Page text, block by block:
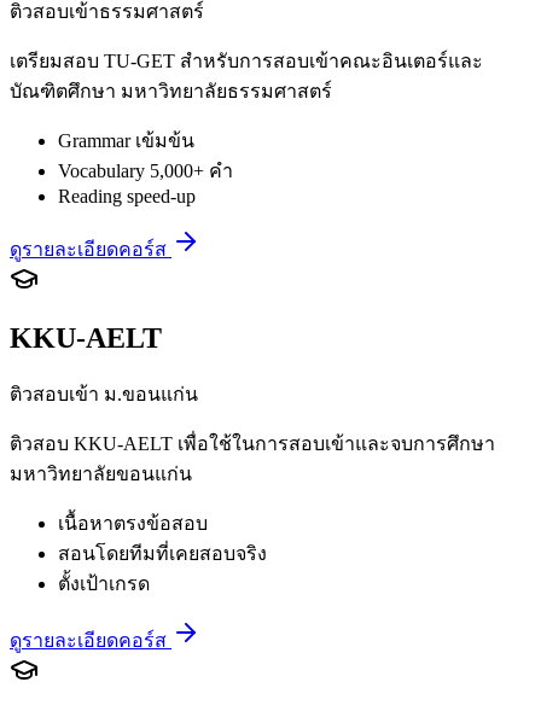
ติวสอบเข้าธรรมศาสตร์
เตรียมสอบ TU-GET สำหรับการสอบเข้าคณะอินเตอร์และ
บัณฑิตศึกษา มหาวิทยาลัยธรรมศาสตร์
Grammar เข้มข้น
Vocabulary 5,000+ คำ
Reading speed-up
ดูรายละเอียดคอร์ส
KKU-AELT
ติวสอบเข้า ม.ขอนแก่น
ติวสอบ KKU-AELT เพื่อใช้ในการสอบเข้าและจบการศึกษา
มหาวิทยาลัยขอนแก่น
เนื้อหาตรงข้อสอบ
สอนโดยทีมที่เคยสอบจริง
ตั้งเป้าเกรด
ดูรายละเอียดคอร์ส